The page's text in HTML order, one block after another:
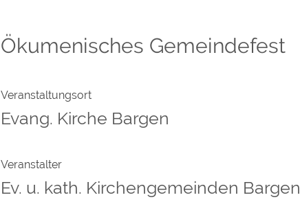
Ökumenisches Gemeindefest
Veranstaltungsort
Evang. Kirche Bargen
Veranstalter
Ev. u. kath. Kirchengemeinden Bargen